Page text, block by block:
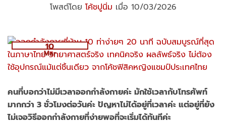
โพสต์โดย โค้ชปูนิ่ม เมื่อ 10/03/2026
10
Mar
คนที่บอกว่าไม่มีเวลาออกกำลังกายค่ะ มักใช้เวลากับโทรศัพท์
มากกว่า 3 ชั่วโมงต่อวันค่ะ ปัญหาไม่ได้อยู่ที่เวลาค่ะ แต่อยู่ที่ยัง
ไม่เจอวิธีออกกำลังกายที่ง่ายพอที่จะเริ่มได้ทันทีค่ะ